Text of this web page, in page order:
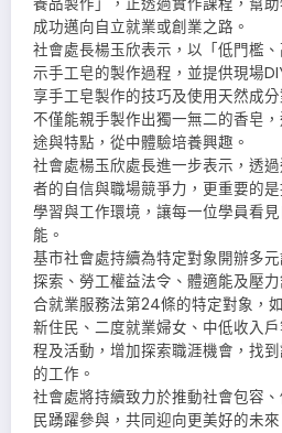
養品製作」，正透過實作課程，幫
成功邁向自立就業或創業之路。
社會處長楊玉欣表示，以「低門檻
示手工皂的製作過程，並提供現場
享手工皂製作的技巧及使用天然成
不僅能親手製作出獨一無二的香皂
途與特點，從中體驗培養興趣。
社會處楊玉欣處長進一步表示，透
者的自信與職場競爭力，更重要的
學習與工作環境，讓每一位學員看
能。
基市社會處持續為特定對象開辦多
探索、勞工權益法令、體適能及壓
合就業服務法第24條的特定對象，
新住民、二度就業婦女、中低收入
程及活動，增加探索職涯機會，找
的工作。
社會處將持續致力於推動社會包容
民踴躍參與，共同迎向更美好的未來